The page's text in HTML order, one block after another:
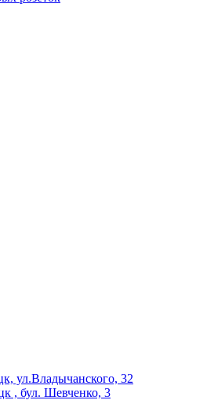
ул.Владычанского, 32
, бул. Шевченко, 3